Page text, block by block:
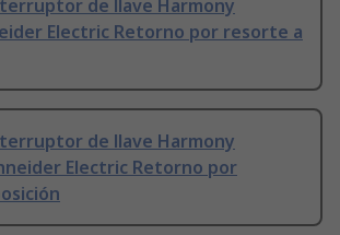
de llave Harmony
Electric Retorno por resorte a
de llave Harmony
Electric Retorno por